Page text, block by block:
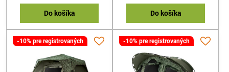
Do košíka Do košíka
-10% pre registrovaných -10% pre registrovaných